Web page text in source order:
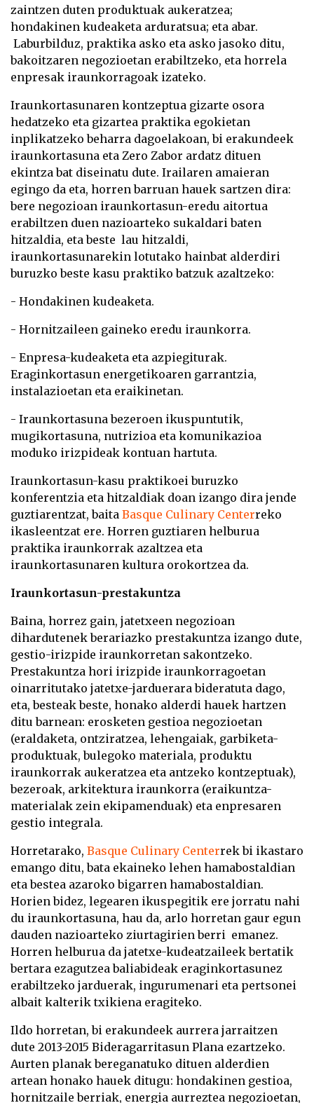
zaintzen duten produktuak aukeratzea;
hondakinen kudeaketa arduratsua; eta abar.
Laburbilduz, praktika asko eta asko jasoko ditu,
bakoitzaren negozioetan erabiltzeko, eta horrela
enpresak iraunkorragoak izateko.
Iraunkortasunaren kontzeptua gizarte osora
hedatzeko eta gizartea praktika egokietan
inplikatzeko beharra dagoelakoan, bi erakundeek
iraunkortasuna eta Zero Zabor ardatz dituen
ekintza bat diseinatu dute. Irailaren amaieran
egingo da eta, horren barruan hauek sartzen dira:
bere negozioan iraunkortasun-eredu aitortua
erabiltzen duen nazioarteko sukaldari baten
hitzaldia, eta beste lau hitzaldi,
iraunkortasunarekin lotutako hainbat alderdiri
buruzko beste kasu praktiko batzuk azaltzeko:
- Hondakinen kudeaketa.
- Hornitzaileen gaineko eredu iraunkorra.
- Enpresa-kudeaketa eta azpiegiturak.
Eraginkortasun energetikoaren garrantzia,
instalazioetan eta eraikinetan.
- Iraunkortasuna bezeroen ikuspuntutik,
mugikortasuna, nutrizioa eta komunikazioa
moduko irizpideak kontuan hartuta.
Iraunkortasun-kasu praktikoei buruzko
konferentzia eta hitzaldiak doan izango dira jende
guztiarentzat, baita Basque Culinary Centerreko
ikasleentzat ere. Horren guztiaren helburua
praktika iraunkorrak azaltzea eta
iraunkortasunaren kultura orokortzea da.
Iraunkortasun-prestakuntza
Baina, horrez gain, jatetxeen negozioan
dihardutenek berariazko prestakuntza izango dute,
gestio-irizpide iraunkorretan sakontzeko.
Prestakuntza hori irizpide iraunkorragoetan
oinarritutako jatetxe-jarduerara bideratuta dago,
eta, besteak beste, honako alderdi hauek hartzen
ditu barnean: erosketen gestioa negozioetan
(eraldaketa, ontziratzea, lehengaiak, garbiketa-
produktuak, bulegoko materiala, produktu
iraunkorrak aukeratzea eta antzeko kontzeptuak),
bezeroak, arkitektura iraunkorra (eraikuntza-
materialak zein ekipamenduak) eta enpresaren
gestio integrala.
Horretarako, Basque Culinary Centerrek bi ikastaro
emango ditu, bata ekaineko lehen hamabostaldian
eta bestea azaroko bigarren hamabostaldian.
Horien bidez, legearen ikuspegitik ere jorratu nahi
du iraunkortasuna, hau da, arlo horretan gaur egun
dauden nazioarteko ziurtagirien berri emanez.
Horren helburua da jatetxe-kudeatzaileek bertatik
bertara ezagutzea baliabideak eraginkortasunez
erabiltzeko jarduerak, ingurumenari eta pertsonei
albait kalterik txikiena eragiteko.
Ildo horretan, bi erakundeek aurrera jarraitzen
dute 2013-2015 Bideragarritasun Plana ezartzeko.
Aurten planak bereganatuko dituen alderdien
artean honako hauek ditugu: hondakinen gestioa,
hornitzaile berriak, energia aurreztea negozioetan,